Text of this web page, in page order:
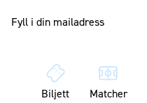
Biljett Matcher